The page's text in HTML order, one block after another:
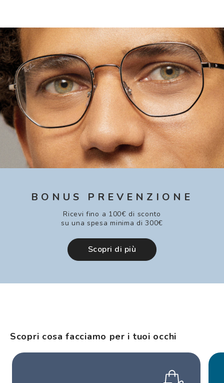
BONUS PREVENZIONE
Ricevi fino a 100€ di sconto
su una spesa minima di 300€
Scopri di più
Scopri cosa facciamo per i tuoi occhi